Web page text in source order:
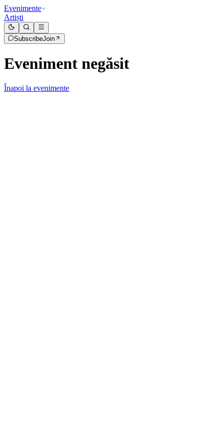
Evenimente
Artiști
SubscribeJoin
Eveniment negăsit
Înapoi la evenimente